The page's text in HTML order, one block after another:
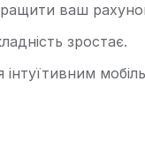
ваш
зростає.